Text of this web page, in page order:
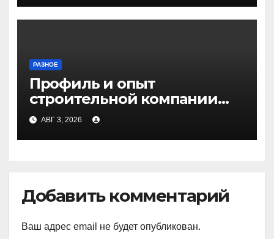
РАЗНОЕ
Профиль и опыт
строительной компании
Медичи
АВГ 3, 2026
Добавить комментарий
Ваш адрес email не будет опубликован.